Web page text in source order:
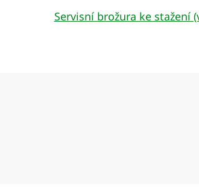
Servisní brožura ke stažení